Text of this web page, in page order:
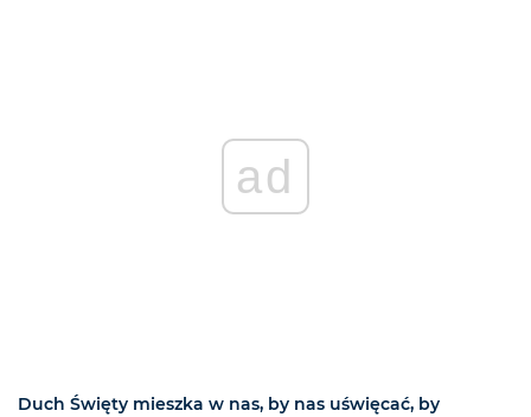
ad
Duch Święty mieszka w nas, by nas uświęcać, by